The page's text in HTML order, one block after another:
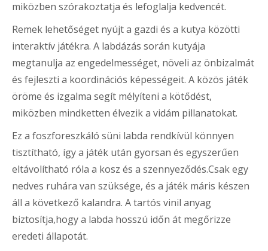
miközben szórakoztatja és lefoglalja kedvencét.
Remek lehetőséget nyújt a gazdi és a kutya közötti
interaktív játékra. A labdázás során kutyája
megtanulja az engedelmességet, növeli az önbizalmát
és fejleszti a koordinációs képességeit. A közös játék
öröme és izgalma segít mélyíteni a kötődést,
miközben mindketten élvezik a vidám pillanatokat.
Ez a foszforeszkáló süni labda rendkívül könnyen
tisztítható, így a játék után gyorsan és egyszerűen
eltávolítható róla a kosz és a szennyeződés.Csak egy
nedves ruhára van szüksége, és a játék máris készen
áll a következő kalandra. A tartós vinil anyag
biztosítja,hogy a labda hosszú időn át megőrizze
eredeti állapotát.